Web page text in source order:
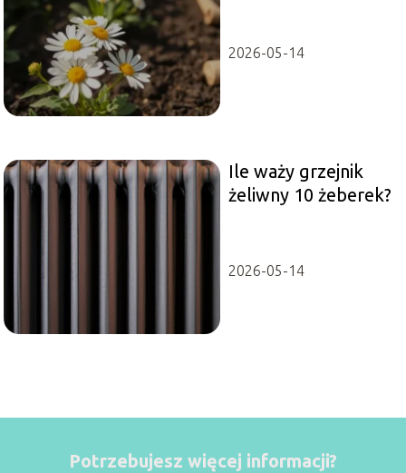
2026-05-14
Ile waży grzejnik
żeliwny 10 żeberek?
2026-05-14
Potrzebujesz więcej informacji?